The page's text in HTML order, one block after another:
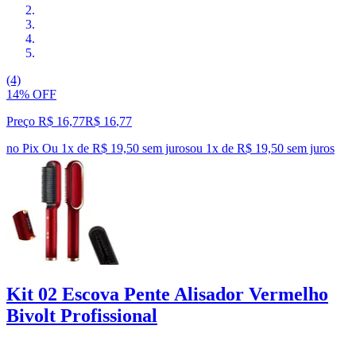
(4)
14% OFF
Preço R$ 16,77R$ 16,77
no Pix Ou 1x de R$ 19,50 sem jurosou 1x de R$ 19,50 sem juros
Kit 02 Escova Pente Alisador Vermelho
Bivolt Profissional